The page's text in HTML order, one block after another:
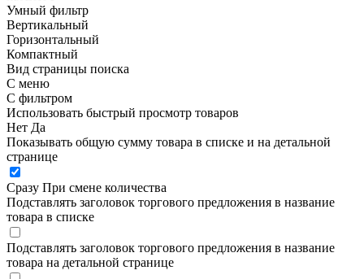
Умный фильтр
Вертикальный
Горизонтальный
Компактный
Вид страницы поиска
С меню
С фильтром
Использовать быстрый просмотр товаров
Нет Да
Показывать общую сумму товара в списке и на детальной
странице
Сразу При смене количества
Подставлять заголовок торгового предложения в название
товара в списке
Подставлять заголовок торгового предложения в название
товара на детальной странице